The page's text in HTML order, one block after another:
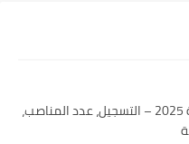
مسابقة الأساتذة 2025 – التسجيل، عدد المناصب،